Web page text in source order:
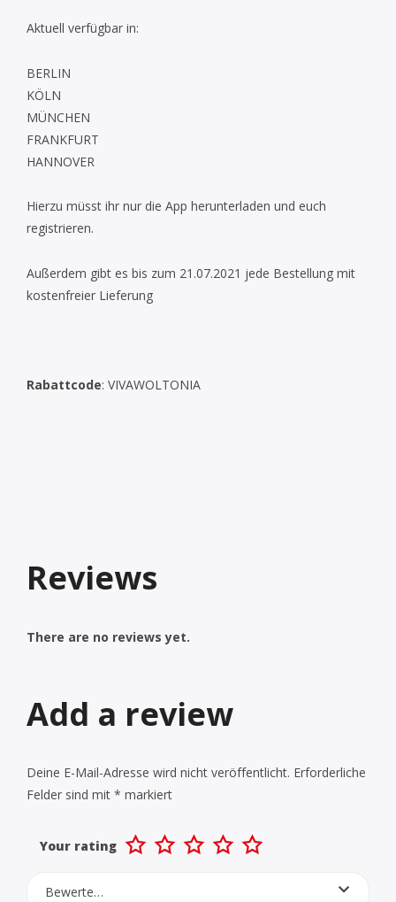
Aktuell verfügbar in:
BERLIN
KÖLN
MÜNCHEN
FRANKFURT
HANNOVER
Hierzu müsst ihr nur die App herunterladen und euch
registrieren.
Außerdem gibt es bis zum 21.07.2021 jede Bestellung mit
kostenfreier Lieferung
Rabattcode: VIVAWOLTONIA
Reviews
There are no reviews yet.
Add a review
Deine E-Mail-Adresse wird nicht veröffentlicht. Erforderliche
Felder sind mit * markiert
Your rating
Bewerte…